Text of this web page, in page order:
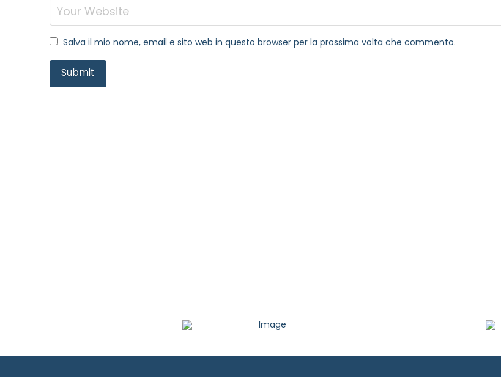
Salva il mio nome, email e sito web in questo browser per la prossima volta che commento.